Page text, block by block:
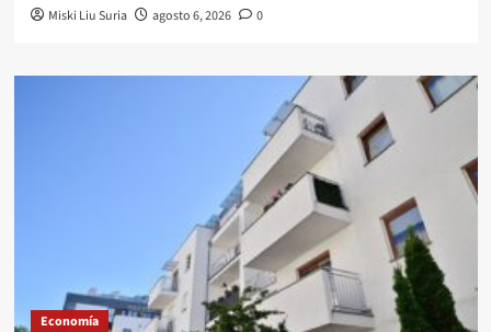
Miski Liu Suria agosto 6, 2026 0
Economía